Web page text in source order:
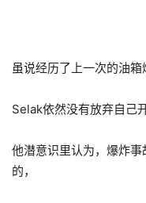
虽说经历了上一次的油箱
Selak依然没有放弃自己开
他潜意识里认为，爆炸
的，